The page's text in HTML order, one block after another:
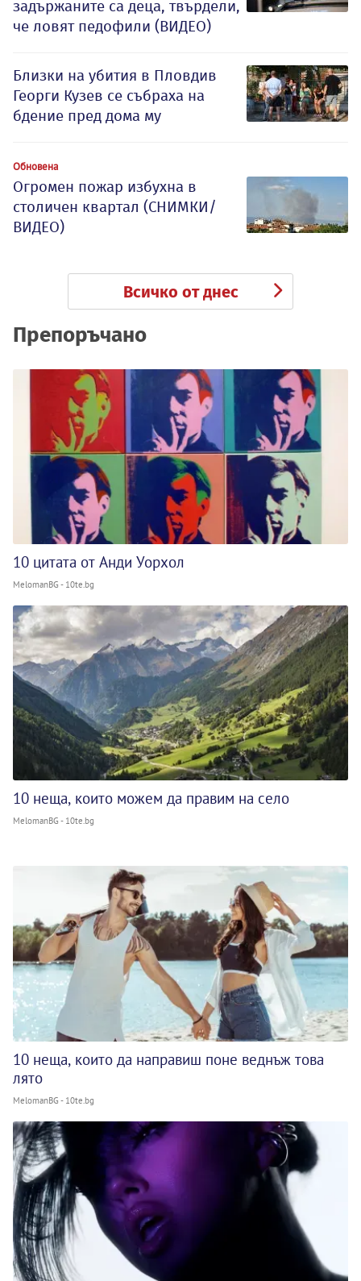
задържаните са деца, твърдели,
че ловят педофили (ВИДЕО)
Близки на убития в Пловдив
Георги Кузев се събраха на
бдение пред дома му
Обновена
Огромен пожар избухна в
столичен квартал (СНИМКИ/
ВИДЕО)
Всичко от днес
Препоръчано
10 цитата от Анди Уорхол
MelomanBG - 10te.bg
10 неща, които можем да правим на село
MelomanBG - 10te.bg
10 неща, които да направиш поне веднъж това
лято
MelomanBG - 10te.bg